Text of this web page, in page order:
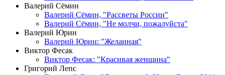
Валерий Сёмин
Валерий Сёмин, "Рассветы России"
Валерий Сёмин, "Не молчи, пожалуйста"
Валерий Юрин
Валерий Юрин: "Желанная"
Виктор Фесак
Виктор Фесак: "Красивая женщина"
Григорий Лепс